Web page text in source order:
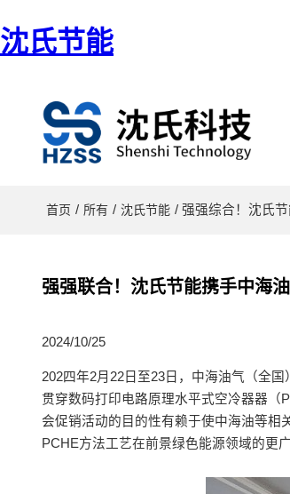
沈氏节能
首页 / 所有 / 沈氏节能 / 强强综合！沈氏
强强联合！沈氏节能携手中海
2024/10/25
202四年2月22日至23日，中海油气（全
贯穿数码打印电路原理水平式空冷器器（
会促销活动的目的性有赖于使中海油等相
PCHE方法工艺在前景绿色能源领域的更